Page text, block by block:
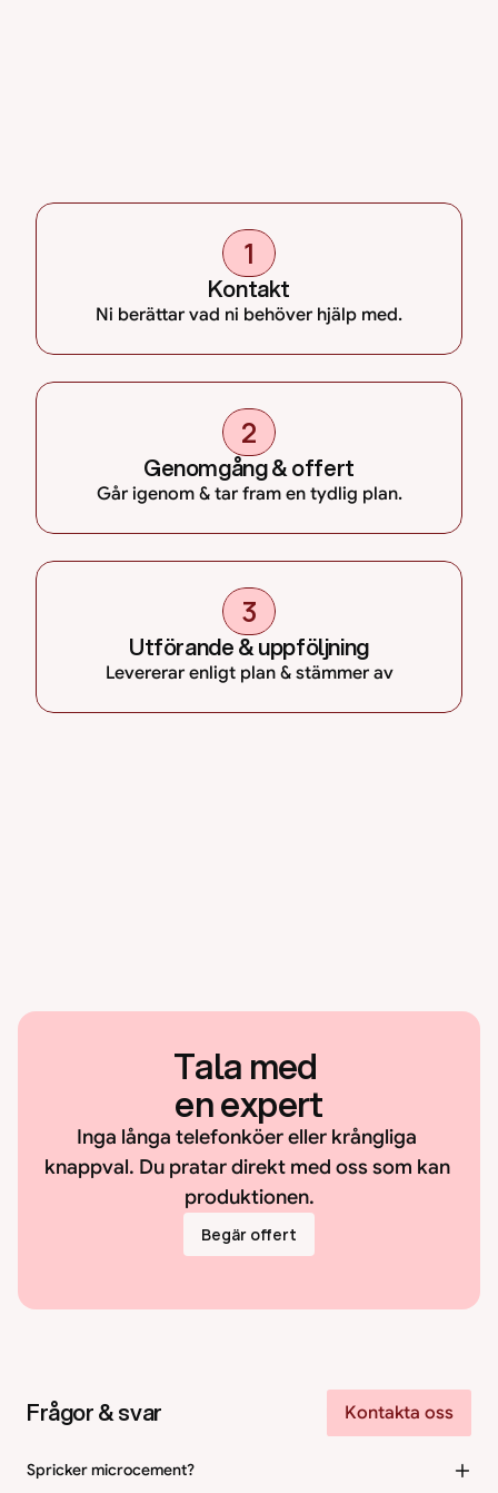
1
Kontakt
Ni berättar vad ni behöver hjälp med.
2
Genomgång & offert
Går igenom & tar fram en tydlig plan.
3
Utförande & uppföljning
Levererar enligt plan & stämmer av
Tala med
en expert
Inga långa telefonköer eller krångliga
knappval. Du pratar direkt med oss som kan
produktionen.
Begär offert
Frågor & svar Kontakta oss
Spricker microcement?